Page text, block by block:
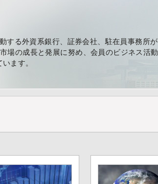
する外資系銀行、証券会社、駐在員事務所
場の成長と発展に努め、会員のビジネス活
ます。